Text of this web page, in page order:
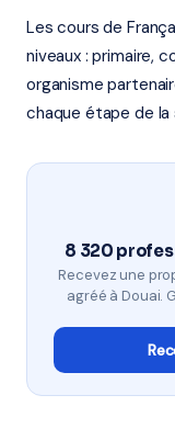
Les cours de
niveaux : primaire,
organisme
chaque étape de la
8 320
Recevez une
agréé à Douai.